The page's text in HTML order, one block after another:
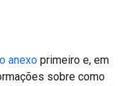
anexo primeiro e, em
sobre como